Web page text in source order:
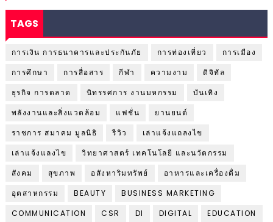
TAGS
การเงิน การธนาคารและประกันภัย การท่องเที่ยว
การเมือง
การศึกษา
การสื่อสาร กีฬา ความงาม
ดิจิทัล
ธุรกิจ การตลาด
นิทรรศการ งานมหกรรม
บันเทิง
พลังงานและสิ่งแวดล้อม
แฟชั่น
ยานยนต์
ราชการ สมาคม มูลนิธิ
รีวิว
เล่าแจ้งแถลงไข
เล่าแจ้งแลงไข
วิทยาศาสตร์ เทคโนโลยี และนวัตกรรม
สังคม
สุขภาพ อสังหาริมทรัพย์
อาหารและเครื่องดื่ม
อุตสาหกรรม
BEAUTY
BUSINESS MARKETING
COMMUNICATION
CSR DI DIGITAL
EDUCATION